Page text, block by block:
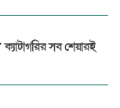
সব শেয়ারই